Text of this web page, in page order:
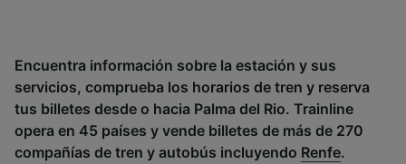
Encuentra información sobre la estación y sus
servicios, comprueba los horarios de tren y reserva
tus billetes desde o hacia Palma del Rio. Trainline
opera en 45 países y vende billetes de más de 270
compañías de tren y autobús incluyendo Renfe.